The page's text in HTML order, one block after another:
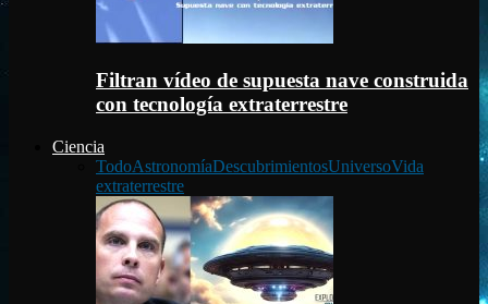
Filtran vídeo de supuesta nave construida
con tecnología extraterrestre
Ciencia
TodoAstronomíaDescubrimientosUniversoVida
extraterrestre